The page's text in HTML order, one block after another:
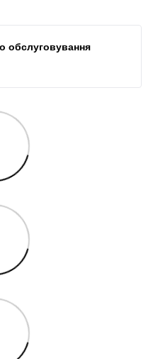
обслуговування